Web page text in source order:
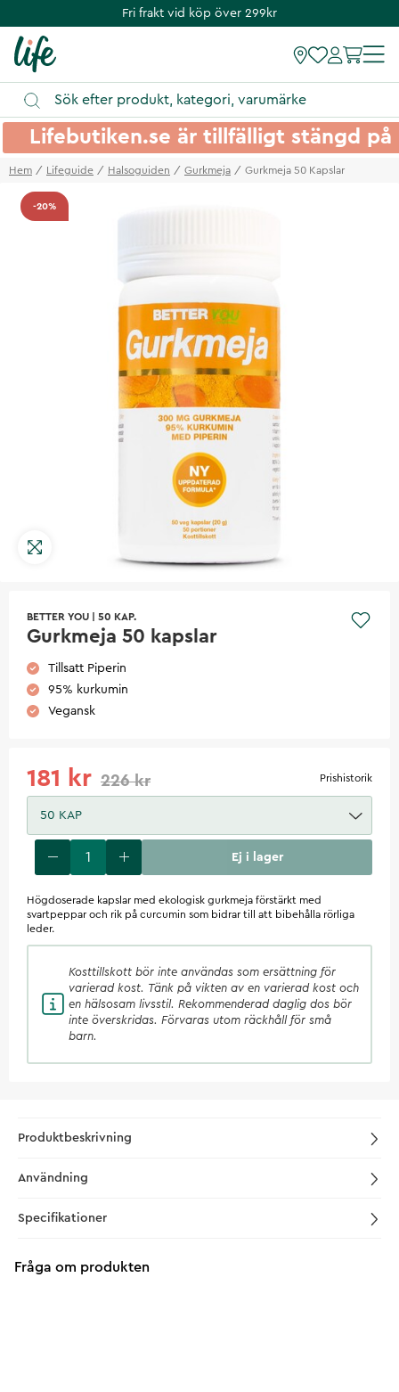
Fri frakt vid köp över 299kr
Lifebutiken.se är tillfälligt stängd
Hem Lifeguide Halsoguiden Gurkmeja Gurkmeja 50 Kapslar
-20%
BETTER YOU 50 KAP.
Gurkmeja 50 kapslar
Tillsatt Piperin
95% kurkumin
Vegansk
181 kr 226 kr Prishistorik
50 KAP
Ej i lager
Högdoserade kapslar med ekologisk gurkmeja förstärkt med
svartpeppar och rik på curcumin som bidrar till att bibehålla rörliga
leder.
Kosttillskott bör inte användas som ersättning för
varierad kost. Tänk på vikten av en varierad kost och
en hälsosam livsstil. Rekommenderad daglig dos bör
inte överskridas. Förvaras utom räckhåll för små
barn.
Produktbeskrivning
Användning
Specifikationer
Fråga om produkten